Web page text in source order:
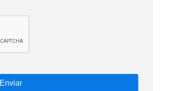
Enviar